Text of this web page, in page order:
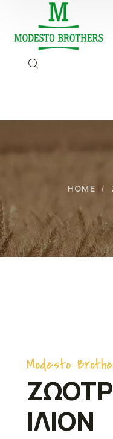
HOME
Modesto
ΙΛΙΟΝ